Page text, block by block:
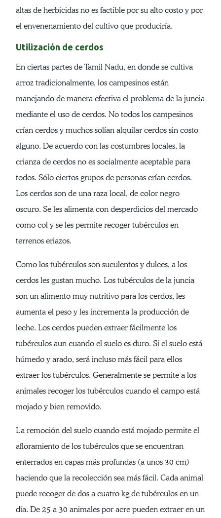
altas de herbicidas no es factible por su alto costo y por
el envenenamiento del cultivo que produciría.
Utilización de cerdos
En ciertas partes de Tamil Nadu, en donde se cultiva
arroz tradicionalmente, los campesinos están
manejando de manera efectiva el problema de la juncia
mediante el uso de cerdos. No todos los campesinos
crían cerdos y muchos solían alquilar cerdos sin costo
alguno. De acuerdo con las costumbres locales, la
crianza de cerdos no es socialmente aceptable para
todos. Sólo ciertos grupos de personas crían cerdos.
Los cerdos son de una raza local, de color negro
oscuro. Se les alimenta con desperdicios del mercado
como col y se les permite recoger tubérculos en
terrenos eriazos.
Como los tubérculos son suculentos y dulces, a los
cerdos les gustan mucho. Los tubérculos de la juncia
son un alimento muy nutritivo para los cerdos, les
aumenta el peso y les incrementa la producción de
leche. Los cerdos pueden extraer fácilmente los
tubérculos aun cuando el suelo es duro. Si el suelo está
húmedo y arado, será incluso más fácil para ellos
extraer los tubérculos. Generalmente se permite a los
animales recoger los tubérculos cuando el campo está
mojado y bien removido.
La remoción del suelo cuando está mojado permite el
afloramiento de los tubérculos que se encuentran
enterrados en capas más profundas (a unos 30 cm)
haciendo que la recolección sea más fácil. Cada animal
puede recoger de dos a cuatro kg de tubérculos en un
día. De 25 a 30 animales por acre pueden extraer en un